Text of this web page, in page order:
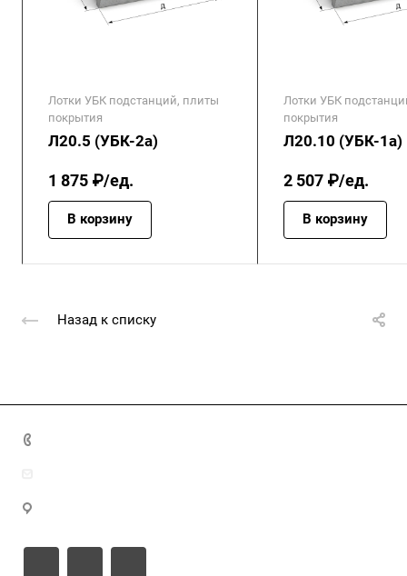
Лотки УБК подстанций, плиты
покрытия
Л20.5 (УБК-2а)
1 875 ₽/ед.
В корзину
Лотки УБК
покрытия
Л20.10 (УБК-1а)
2 507 ₽/ед.
В корзину
Назад к списку